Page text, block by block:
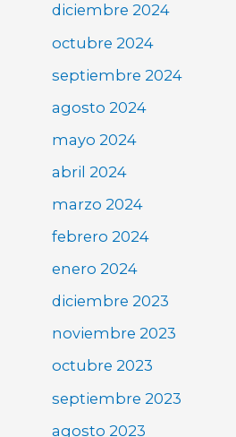
diciembre 2024
octubre 2024
septiembre 2024
agosto 2024
mayo 2024
abril 2024
marzo 2024
febrero 2024
enero 2024
diciembre 2023
noviembre 2023
octubre 2023
septiembre 2023
agosto 2023